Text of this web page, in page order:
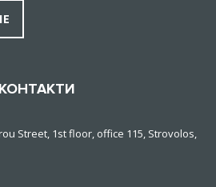
КОНТАКТИ
Street, 1st floor, office 115, Strovolos,